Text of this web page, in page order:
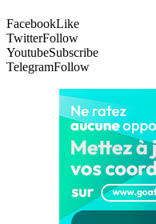
FacebookLike
TwitterFollow
YoutubeSubscribe
TelegramFollow